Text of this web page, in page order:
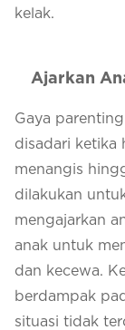
kelak.
Ajarkan
Gaya parenting
disadari ketika
menangis
dilakukan
mengajarkan
anak untuk
dan kecewa.
berdampak
situasi tidak